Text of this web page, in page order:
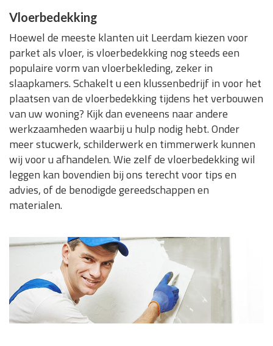
Vloerbedekking
Hoewel de meeste klanten uit Leerdam kiezen voor
parket als vloer, is vloerbedekking nog steeds een
populaire vorm van vloerbekleding, zeker in
slaapkamers. Schakelt u een klussenbedrijf in voor het
plaatsen van de vloerbedekking tijdens het verbouwen
van uw woning? Kijk dan eveneens naar andere
werkzaamheden waarbij u hulp nodig hebt. Onder
meer stucwerk, schilderwerk en timmerwerk kunnen
wij voor u afhandelen. Wie zelf de vloerbedekking wil
leggen kan bovendien bij ons terecht voor tips en
advies, of de benodigde gereedschappen en
materialen.